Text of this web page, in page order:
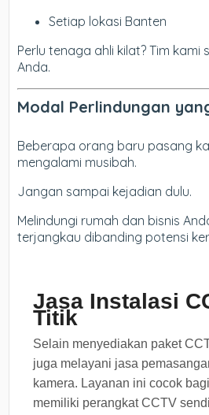
Setiap lokasi Banten
Perlu tenaga ahli kilat? Tim kami
Anda.
Modal Perlindungan
Beberapa orang baru pasang
mengalami musibah.
Jangan sampai kejadian dulu.
Melindungi rumah dan bisnis
terjangkau dibanding potensi
Jasa Instalasi
Titik
Selain menyediakan paket
juga melayani jasa
kamera. Layanan ini cocok
memiliki perangkat CCTV